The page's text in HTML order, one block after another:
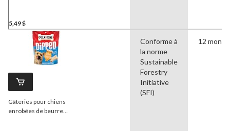
5,49 $
Gâteries pour chiens
enrobées de beurre
Conforme à
la norme
Sustainable
Forestry
Initiative
(SFI)
12 mon